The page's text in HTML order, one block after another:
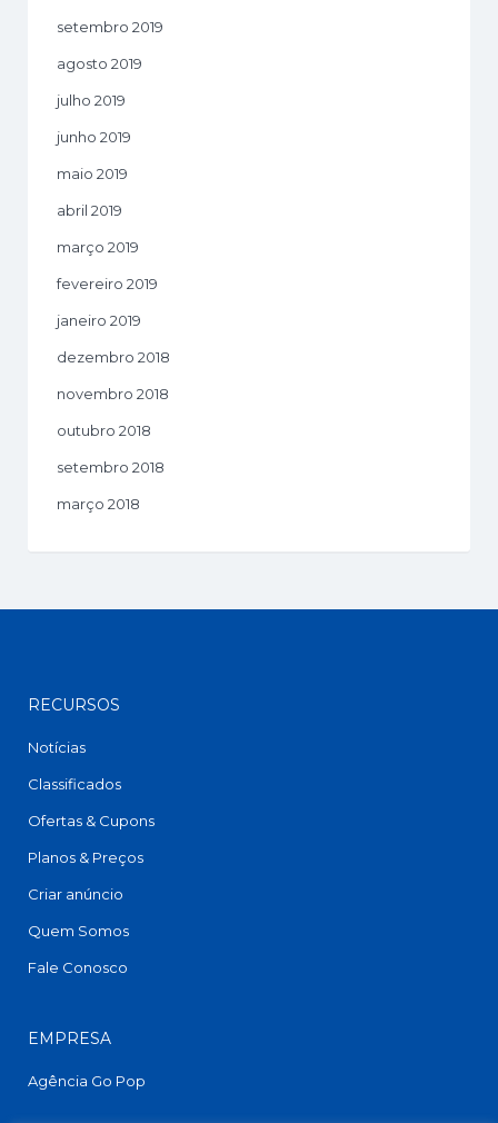
setembro 2019
agosto 2019
julho 2019
junho 2019
maio 2019
abril 2019
março 2019
fevereiro 2019
janeiro 2019
dezembro 2018
novembro 2018
outubro 2018
setembro 2018
março 2018
RECURSOS
Notícias
Classificados
Ofertas & Cupons
Planos & Preços
Criar anúncio
Quem Somos
Fale Conosco
EMPRESA
Agência Go Pop